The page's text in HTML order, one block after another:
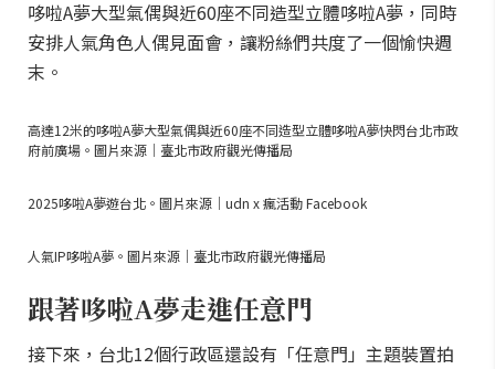
哆啦A夢大型氣偶與近60座不同造型立體哆啦A夢，同時
安排人氣角色人偶見面會，讓粉絲們共度了一個愉快週
末。
高達12米的哆啦A夢大型氣偶與近60座不同造型立體哆啦A夢快閃台北市政
府前廣場。圖片來源｜臺北市政府觀光傳播局
2025哆啦A夢遊台北。圖片來源｜udn x 瘋活動 Facebook
人氣IP哆啦A夢。圖片來源｜臺北市政府觀光傳播局
跟著哆啦A夢走進任意門
接下來，台北12個行政區還設有「任意門」主題裝置拍